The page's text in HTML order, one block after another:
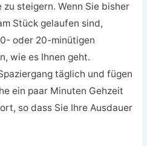
steigern. Wenn Sie bisher
Stück gelaufen sind,
oder 20-minütigen
wie es Ihnen geht.
täglich und fügen
ein paar Minuten Gehzeit
so dass Sie Ihre Ausdauer